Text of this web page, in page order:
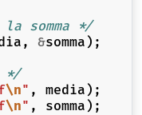
somma */
, &somma );
*/
\n" , media );
\n" , somma );